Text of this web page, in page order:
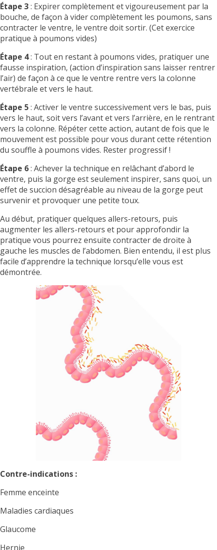
Étape 3: Expirer complètement et vigoureusement par la
bouche, de façon à vider complètement les poumons, sans
contracter le ventre, le ventre doit sortir. (Cet exercice
pratique à poumons vides)
Étape 4: Tout en restant à poumons vides, pratiquer une
fausse inspiration, (action d’inspiration sans laisser rentrer
l’air) de façon à ce que le ventre rentre vers la colonne
vertébrale et vers le haut.
Étape 5: Activer le ventre successivement vers le bas, puis
vers le haut, soit vers l’avant et vers l’arrière, en le rentrant
vers la colonne. Répéter cette action, autant de fois que le
mouvement est possible pour vous durant cette rétention
du souffle à poumons vides. Rester progressif !
Étape 6: Achever la technique en relâchant d’abord le
ventre, puis la gorge est seulement inspirer, sans quoi, un
effet de succion désagréable au niveau de la gorge peut
survenir et provoquer une petite toux.
Au début, pratiquer quelques allers-retours, puis
augmenter les allers-retours et pour approfondir la
pratique vous pourrez ensuite contracter de droite à
gauche les muscles de l’abdomen. Bien entendu, il est plus
facile d’apprendre la technique lorsqu’elle vous est
démontrée.
Contre-indications :
Femme enceinte
Maladies cardiaques
Glaucome
Hernie